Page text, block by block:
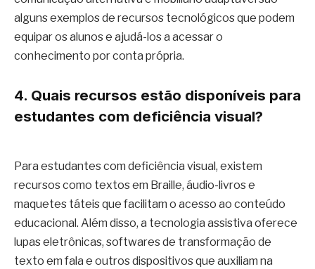
alguns exemplos de recursos tecnológicos que podem
equipar os alunos e ajudá-los a acessar o
conhecimento por conta própria.
4. Quais recursos estão disponíveis para
estudantes com deficiência visual?
Para estudantes com deficiência visual, existem
recursos como textos em Braille, áudio-livros e
maquetes táteis que facilitam o acesso ao conteúdo
educacional. Além disso, a tecnologia assistiva oferece
lupas eletrônicas, softwares de transformação de
texto em fala e outros dispositivos que auxiliam na